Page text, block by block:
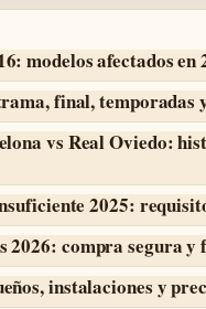
modelos afectados en
final, temporadas
vs Real Oviedo:
2025:
compra segura y
instalaciones y